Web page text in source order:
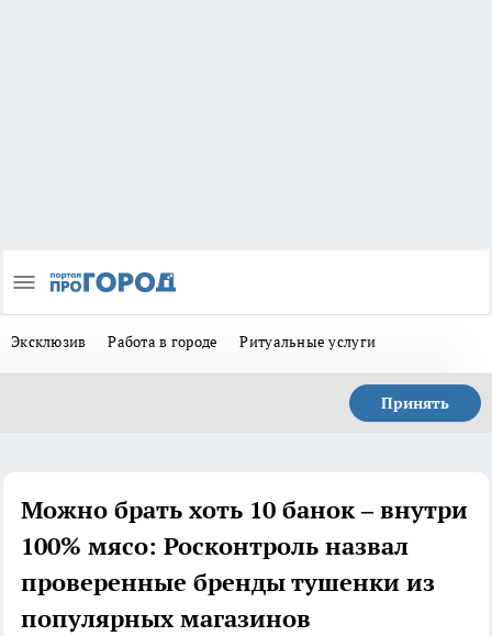
Эксклюзив Работа в городе Ритуальные услуги
Принять
Можно брать хоть 10 банок – внутри
100% мясо: Росконтроль назвал
проверенные бренды тушенки из
популярных магазинов